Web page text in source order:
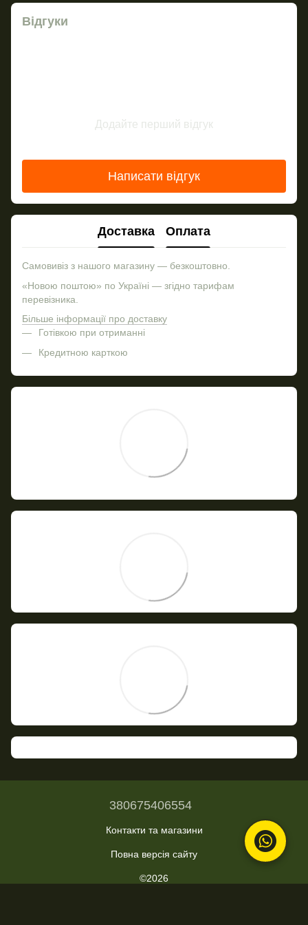
Відгуки
Додайте перший відгук
Написати відгук
Доставка Оплата
Самовивіз з нашого магазину — безкоштовно.
«Новою поштою» по Україні — згідно тарифам
перевізника.
Більше інформації про доставку
Готівкою при отриманні
Кредитною карткою
380675406554
Контакти та магазини
Повна версія сайту
©2026